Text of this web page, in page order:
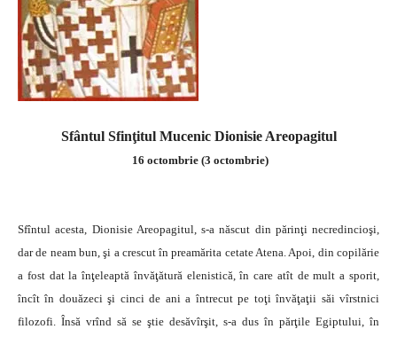
Sfântul Sfinţitul Mucenic Dionisie Areopagitul
16 octombrie (3 octombrie)
Sfîntul acesta, Dionisie Areopagitul, s-a născut din părinţi necredincioşi,
dar de neam bun, şi a crescut în preamărita cetate Atena. Apoi, din copilărie
a fost dat la înţeleaptă învăţătură elenistică, în care atît de mult a sporit,
încît în douăzeci şi cinci de ani a întrecut pe toţi învăţaţii săi vîrstnici
filozofi. Însă vrînd să se ştie desăvîrşit, s-a dus în părţile Egiptului, în